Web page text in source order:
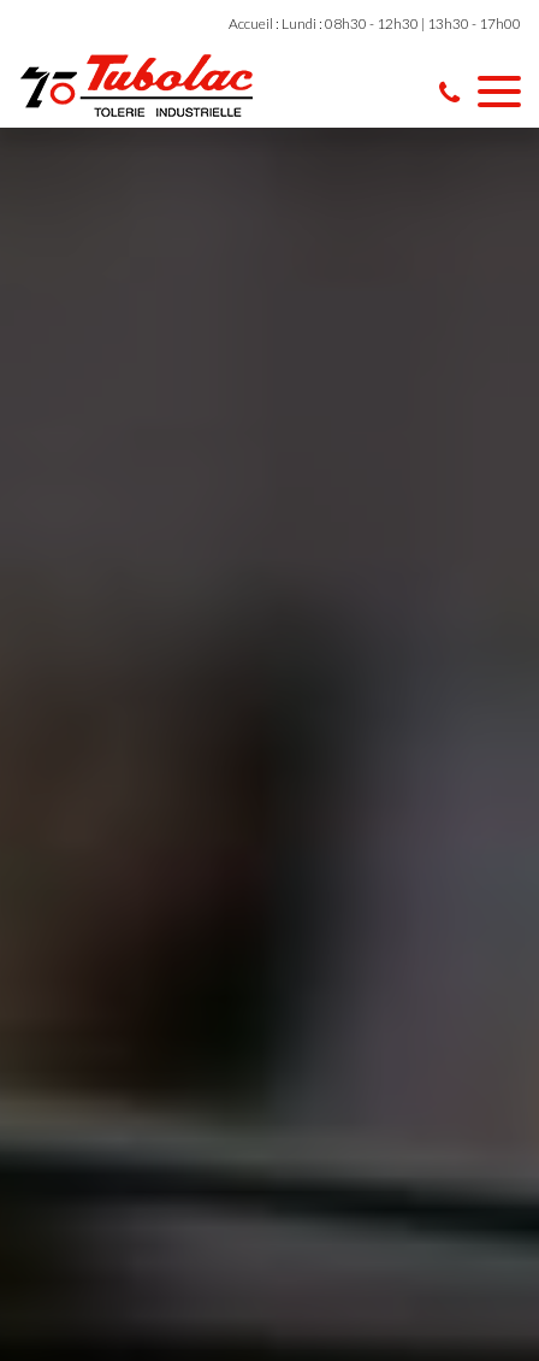
Accueil : Lundi : 08h30 - 12h30 | 13h30 - 17h00